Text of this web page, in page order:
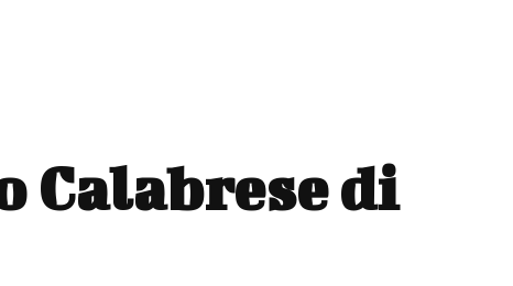
Calabrese di